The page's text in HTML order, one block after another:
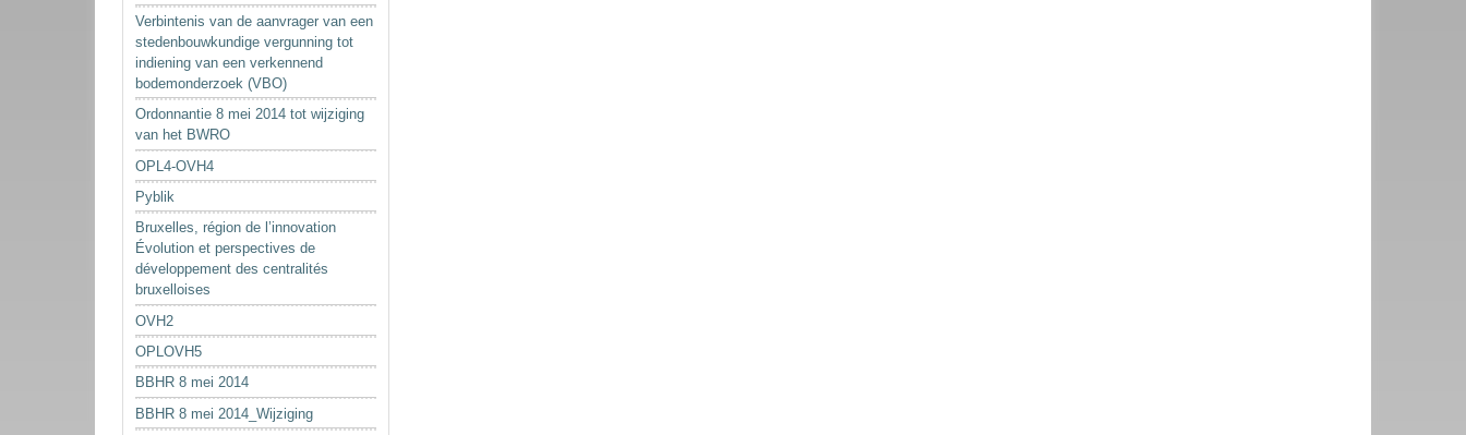
Verbintenis van de aanvrager van een
stedenbouwkundige vergunning tot
indiening van een verkennend
bodemonderzoek (VBO)
Ordonnantie 8 mei 2014 tot wijziging
van het BWRO
OPL4-OVH4
Pyblik
Bruxelles, région de l’innovation
Évolution et perspectives de
développement des centralités
bruxelloises
OVH2
OPLOVH5
BBHR 8 mei 2014
BBHR 8 mei 2014_Wijziging